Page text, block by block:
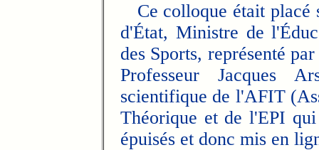
Ce colloque était placé
d'État, Ministre de
des Sports, représenté
Professeur Jacques
scientifique de l'AFIT
Théorique et de l'EPI
épuisés et donc mis en